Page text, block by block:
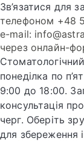
Зв’язатися для
телефоном +48
e-mail:
через онлайн-
понеділка по
9:00 до 18:00.
консультація
черг. Оберіть
для збереження